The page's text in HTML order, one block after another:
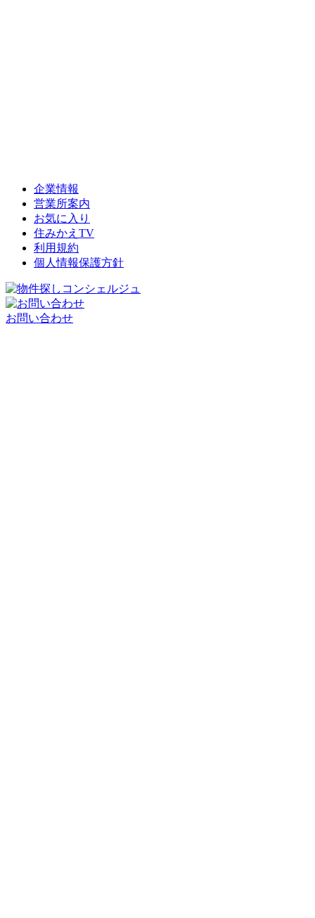
企業情報
営業所案内
お気に入り
住みかえTV
利用規約
個人情報保護方針
お問い合わせ